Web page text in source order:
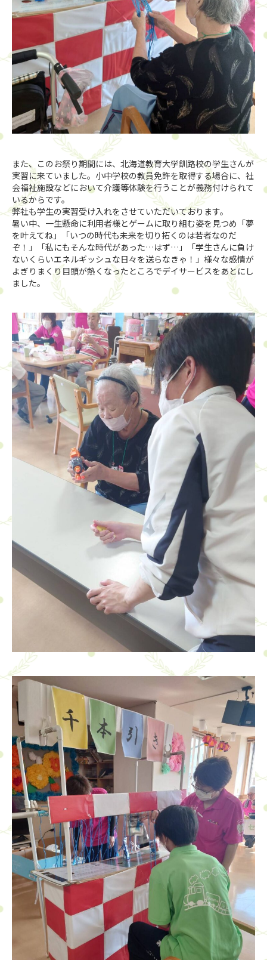
また、このお祭り期間には、北海道教育大学釧路校の学生さんが
実習に来ていました。小中学校の教員免許を取得する場合に、社
会福祉施設などにおいて介護等体験を行うことが義務付けられて
いるからです。
弊社も学生の実習受け入れをさせていただいております。
暑い中、一生懸命に利用者様とゲームに取り組む姿を見つめ「夢
を叶えてね」「いつの時代も未来を切り拓くのは若者なのだ
ぞ！」「私にもそんな時代があった…はず…」「学生さんに負け
ないくらいエネルギッシュな日々を送らなきゃ！」様々な感情が
よぎりまくり目頭が熱くなったところでデイサービスをあとにし
ました。